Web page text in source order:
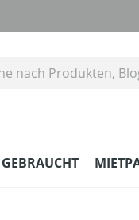
GEBRAUCHT